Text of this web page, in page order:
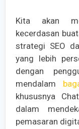
Kita akan
kecerdasan
strategi SEO
yang lebih
dengan
mendalam
khususnya
dalam
pemasaran